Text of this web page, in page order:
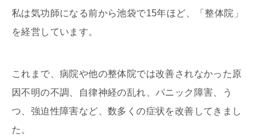
私は気功師になる前から池袋で15年ほど、「整体院」
を経営しています。
これまで、病院や他の整体院では改善されなかった原
因不明の不調、自律神経の乱れ、パニック障害、う
つ、強迫性障害など、数多くの症状を改善してきまし
た。